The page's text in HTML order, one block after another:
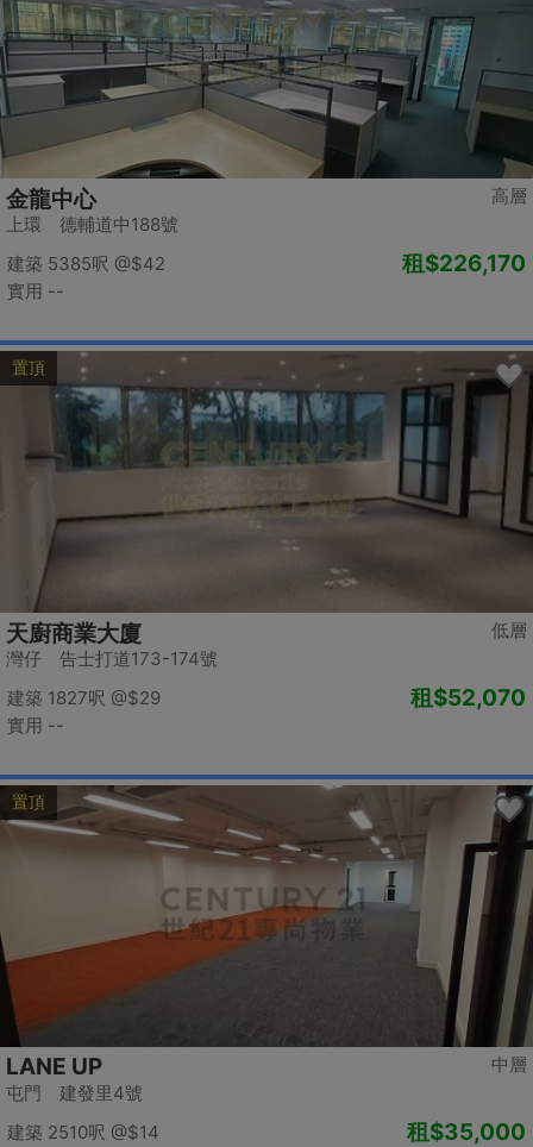
高層
金龍中心
上環 德輔道中188號
建築 5385呎 @$42
實用 --
租$226,170
置頂
低層
天廚商業大廈
灣仔 告士打道173-174號
建築 1827呎 @$29
實用 --
租$52,070
置頂
中層
LANE UP
屯門 建發里4號
建築 2510呎 @$14
租$35,000